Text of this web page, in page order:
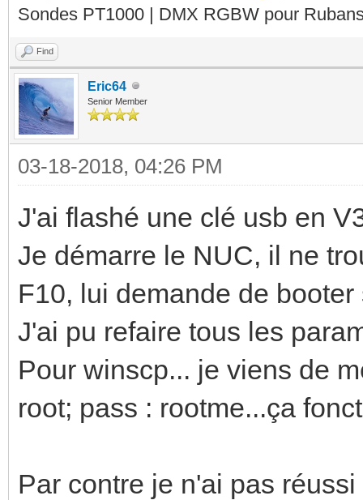
Sondes PT1000 | DMX RGBW pour
Find
Eric64
Senior Member
03-18-2018, 04:26 PM
J'ai flashé une clé usb en
Je démarre le NUC, il ne
F10, lui demande de
J'ai pu refaire tous les
Pour winscp... je viens de
root; pass : rootme...ça
Par contre je n'ai pas